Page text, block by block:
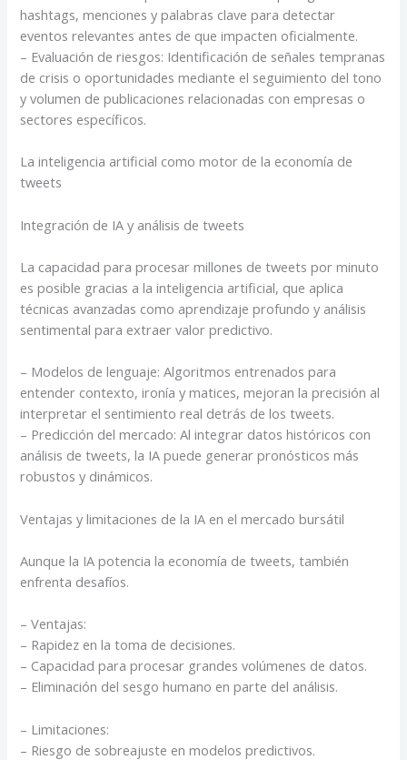
hashtags, menciones y palabras clave para detectar
eventos relevantes antes de que impacten oficialmente.
– Evaluación de riesgos: Identificación de señales tempranas
de crisis o oportunidades mediante el seguimiento del tono
y volumen de publicaciones relacionadas con empresas o
sectores específicos.
La inteligencia artificial como motor de la economía de
tweets
Integración de IA y análisis de tweets
La capacidad para procesar millones de tweets por minuto
es posible gracias a la inteligencia artificial, que aplica
técnicas avanzadas como aprendizaje profundo y análisis
sentimental para extraer valor predictivo.
– Modelos de lenguaje: Algoritmos entrenados para
entender contexto, ironía y matices, mejoran la precisión al
interpretar el sentimiento real detrás de los tweets.
– Predicción del mercado: Al integrar datos históricos con
análisis de tweets, la IA puede generar pronósticos más
robustos y dinámicos.
Ventajas y limitaciones de la IA en el mercado bursátil
Aunque la IA potencia la economía de tweets, también
enfrenta desafíos.
– Ventajas:
– Rapidez en la toma de decisiones.
– Capacidad para procesar grandes volúmenes de datos.
– Eliminación del sesgo humano en parte del análisis.
– Limitaciones:
– Riesgo de sobreajuste en modelos predictivos.